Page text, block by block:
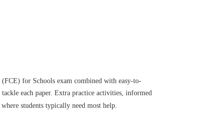
for Schools exam combined with easy-to-
each paper. Extra practice activities, informed
students typically need most help.